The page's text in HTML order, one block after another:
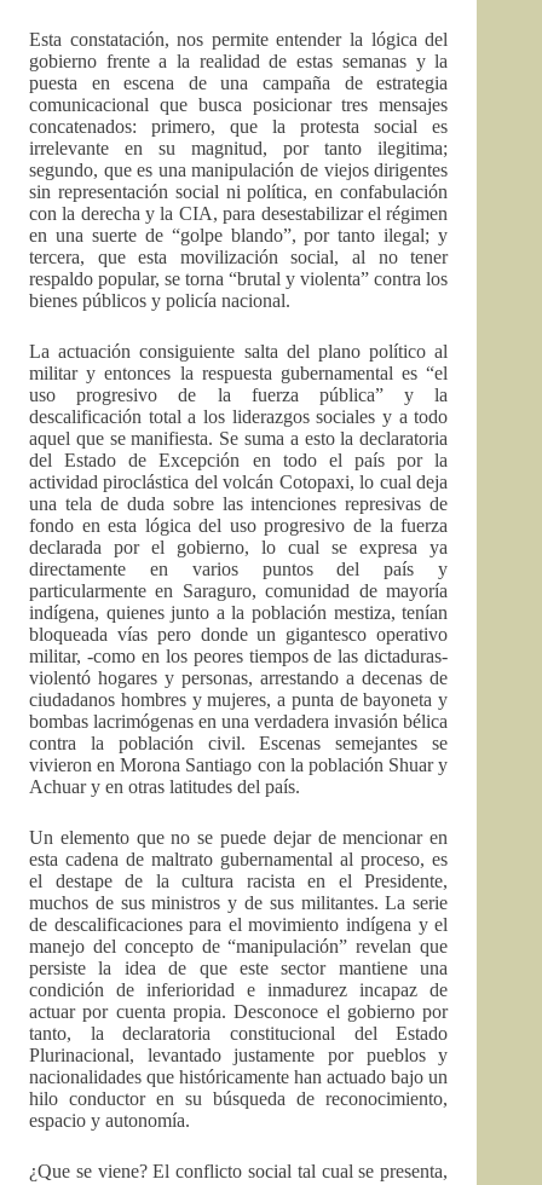
Esta constatación, nos permite entender la lógica del
gobierno frente a la realidad de estas semanas y la
puesta en escena de una campaña de estrategia
comunicacional que busca posicionar tres mensajes
concatenados: primero, que la protesta social es
irrelevante en su magnitud, por tanto ilegitima;
segundo, que es una manipulación de viejos dirigentes
sin representación social ni política, en confabulación
con la derecha y la CIA, para desestabilizar el régimen
en una suerte de “golpe blando”, por tanto ilegal; y
tercera, que esta movilización social, al no tener
respaldo popular, se torna “brutal y violenta” contra los
bienes públicos y policía nacional.
La actuación consiguiente salta del plano político al
militar y entonces la respuesta gubernamental es “el
uso progresivo de la fuerza pública” y la
descalificación total a los liderazgos sociales y a todo
aquel que se manifiesta. Se suma a esto la declaratoria
del Estado de Excepción en todo el país por la
actividad piroclástica del volcán Cotopaxi, lo cual deja
una tela de duda sobre las intenciones represivas de
fondo en esta lógica del uso progresivo de la fuerza
declarada por el gobierno, lo cual se expresa ya
directamente en varios puntos del país y
particularmente en Saraguro, comunidad de mayoría
indígena, quienes junto a la población mestiza, tenían
bloqueada vías pero donde un gigantesco operativo
militar, -como en los peores tiempos de las dictaduras-
violentó hogares y personas, arrestando a decenas de
ciudadanos hombres y mujeres, a punta de bayoneta y
bombas lacrimógenas en una verdadera invasión bélica
contra la población civil. Escenas semejantes se
vivieron en Morona Santiago con la población Shuar y
Achuar y en otras latitudes del país.
Un elemento que no se puede dejar de mencionar en
esta cadena de maltrato gubernamental al proceso, es
el destape de la cultura racista en el Presidente,
muchos de sus ministros y de sus militantes. La serie
de descalificaciones para el movimiento indígena y el
manejo del concepto de “manipulación” revelan que
persiste la idea de que este sector mantiene una
condición de inferioridad e inmadurez incapaz de
actuar por cuenta propia. Desconoce el gobierno por
tanto, la declaratoria constitucional del Estado
Plurinacional, levantado justamente por pueblos y
nacionalidades que históricamente han actuado bajo un
hilo conductor en su búsqueda de reconocimiento,
espacio y autonomía.
¿Que se viene? El conflicto social tal cual se presenta,